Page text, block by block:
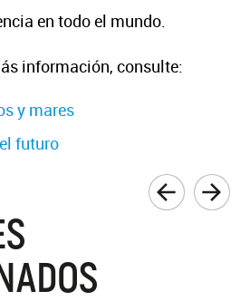
en todo el mundo.
información, consulte:
y mares
futuro